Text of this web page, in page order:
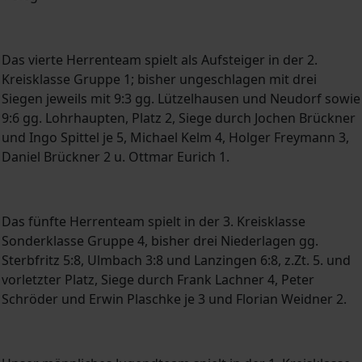
Das vierte Herrenteam spielt als Aufsteiger in der 2.
Kreisklasse Gruppe 1; bisher ungeschlagen mit drei
Siegen jeweils mit 9:3 gg. Lützelhausen und Neudorf sowie
9:6 gg. Lohrhaupten, Platz 2, Siege durch Jochen Brückner
und Ingo Spittel je 5, Michael Kelm 4, Holger Freymann 3,
Daniel Brückner 2 u. Ottmar Eurich 1.
Das fünfte Herrenteam spielt in der 3. Kreisklasse
Sonderklasse Gruppe 4, bisher drei Niederlagen gg.
Sterbfritz 5:8, Ulmbach 3:8 und Lanzingen 6:8, z.Zt. 5. und
vorletzter Platz, Siege durch Frank Lachner 4, Peter
Schröder und Erwin Plaschke je 3 und Florian Weidner 2.